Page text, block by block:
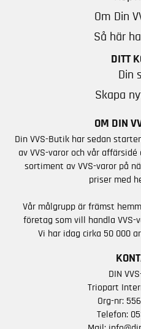
Om Din
Så här
DITT
Din
Skapa
OM DIN
Din VVS-Butik har sedan
av VVS-varor och vår
sortiment av VVS-varor på
priser med
Vår målgrupp är främst
företag som vill handla VVS-
Vi har idag cirka 50 000
DIN
Triopart
Org-nr:
Telefon: